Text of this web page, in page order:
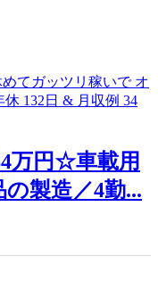
万円☆車載用
製造／4勤...